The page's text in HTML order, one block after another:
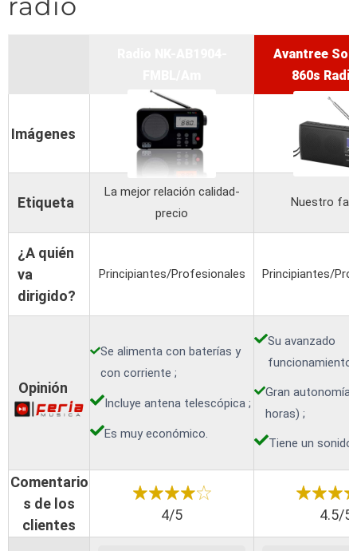
Avantree
860s
Imágenes
Etiqueta
La mejor relación calidad-
precio
Nuestro
¿A quién
va
dirigido?
Principiantes/Profesionales Principiantes/
Opinión
Se alimenta con baterías y
con corriente ;
Incluye antena telescópica ;
Es muy económico.
Su avanzado
funcionamiento ;
Gran autonomía
horas) ;
Tiene un sonido
Comentario
s de los
clientes
4/5 4.5/5